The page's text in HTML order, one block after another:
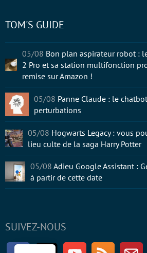
SUIVEZ-NOUS
FacebookTwitter Youtube RSS
TOM'S GUIDE
05/08 Bon plan aspirateur robot :
2 Pro et sa station multifonction
remise sur Amazon !
05/08 Panne Claude : le
perturbations
05/08 Hogwarts Legacy : vous
lieu culte de la saga Harry Potter
05/08 Adieu Google Assistant :
à partir de cette date